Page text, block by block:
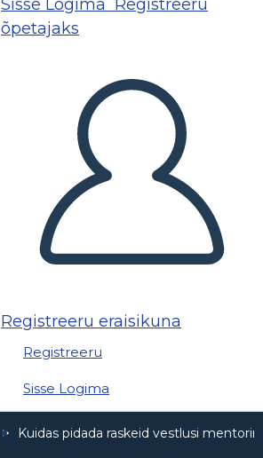
Sisse Logima Registreeru
õpetajaks
Registreeru eraisikuna
Registreeru
Sisse Logima
Kuidas pidada raskeid vestlusi